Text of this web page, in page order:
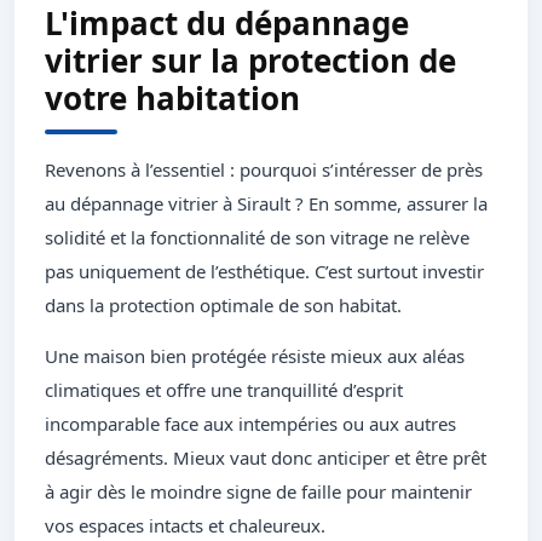
L'impact du dépannage
vitrier sur la protection de
votre habitation
Revenons à l’essentiel : pourquoi s’intéresser de près
au dépannage vitrier à Sirault ? En somme, assurer la
solidité et la fonctionnalité de son vitrage ne relève
pas uniquement de l’esthétique. C’est surtout investir
dans la protection optimale de son habitat.
Une maison bien protégée résiste mieux aux aléas
climatiques et offre une tranquillité d’esprit
incomparable face aux intempéries ou aux autres
désagréments. Mieux vaut donc anticiper et être prêt
à agir dès le moindre signe de faille pour maintenir
vos espaces intacts et chaleureux.